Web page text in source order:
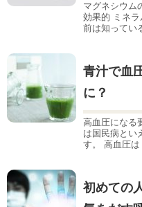
マグネシウム
効果的 ミネ
前は知ってい
青汁で血
に？
高血圧になる
は国民病とい
す。 高血圧
初めての